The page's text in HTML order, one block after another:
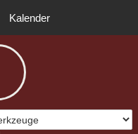
Kalender